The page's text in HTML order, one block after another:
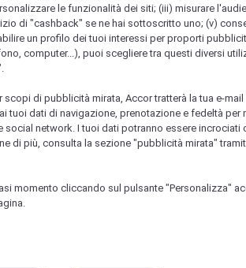
le funzionalità dei siti; (iii) misurare
di "cashback" se ne hai sottoscritto uno; (v)
un profilo dei tuoi interessi per proporti
computer...), puoi scegliere tra questi diversi
di pubblicità mirata, Accor tratterà la tua e-mail
tuoi dati di navigazione, prenotazione e fedeltà per
network. I tuoi dati potranno essere incrociati
di più, consulta la sezione "pubblicità mirata"
momento cliccando sul pulsante "Personalizza"